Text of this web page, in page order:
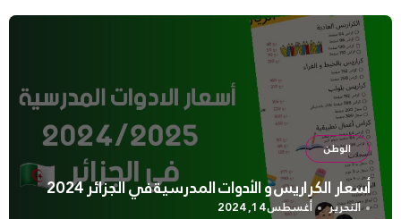
الوطن
أسعار الكراريس و الأدوات المدرسية في الجزائر 2024
التحرير أغسطس 14, 2024